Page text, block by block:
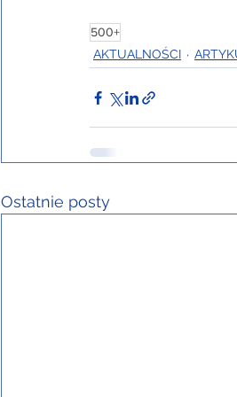
500+
AKTUALNOŚCI
Ostatnie posty